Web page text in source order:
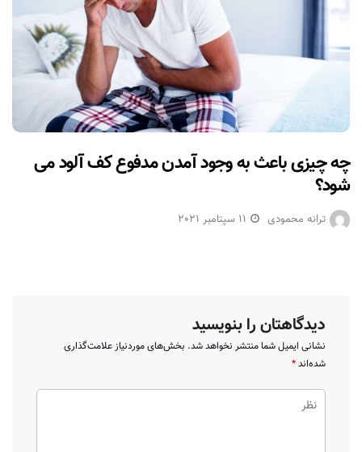
چه چیزی باعث به وجود آمدن مدفوع کف آلود می
شود؟
ترانه محمودی 11 سپتامبر 2021
دیدگاهتان را بنویسید
نشانی ایمیل شما منتشر نخواهد شد. بخش‌های موردنیاز علامت‌گذاری
شده‌اند*